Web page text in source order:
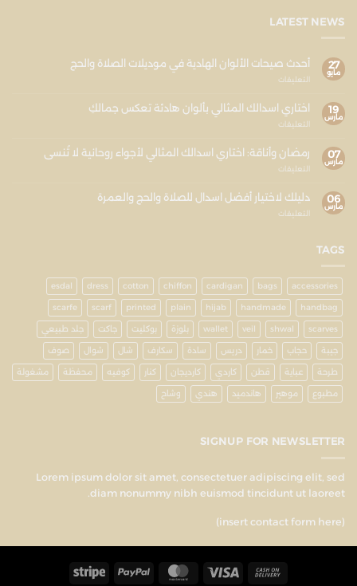
LATEST NEWS
27
مايو
أحدث صيحات الألوان الهادية في موديلات الصلاة والحج
التعليقات
19
مارس
اختاري اسدالك المثالي بألوان هادئة تعكس جمالكِ
التعليقات
07
مارس
رمضان وأناقة: اختاري اسدالك المثالي لأجواء روحانية لا تُنسى
التعليقات
06
مارس
دليلك لاختيار أفضل اسدال للصلاة والحج والعمرة
التعليقات
TAGS
accessories
bags
cardigan
chiffon
cotton
dress
esdal
handbag
handmade
hijab
plain
printed
scarf
scarfe
scarves
shwal
veil
wallet بلوزة بوكليت جاكت جلد طبيعي
جيبة حجاب خمار دريس سادة سكارف شال شوال صوف
طرحة عباية قطن كاردي كارديجان كنار كوفيه محفظة مشغولة
مطبوع موهير هاندميد هندي وشاح
SIGNUP FOR NEWSLETTER
Lorem ipsum dolor sit amet, consectetuer adipiscing elit, sed
diam nonummy nibh euismod tincidunt ut laoreet.
(insert contact form here)